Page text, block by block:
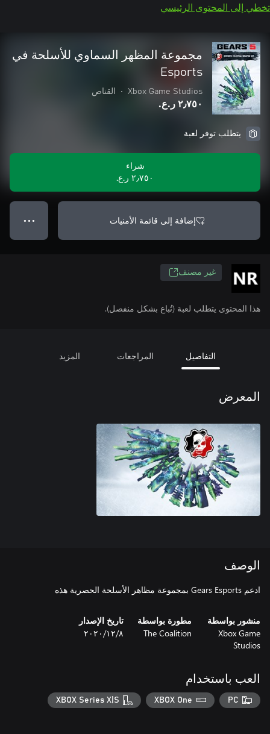
تخطي إلى المحتوى الرئيسي
مجموعة المظهر السماوي للأسلحة في
Esports
Xbox Game Studios
• القناص
٢٫٧٥٠ ر.ع.‏
يتطلب توفر لعبة
شراء
٢٫٧٥٠ ر.ع.‏
إضافة إلى قائمة الأمنيات ● ● ●
غير مصنف
هذا المحتوى يتطلب لعبة (تُباع بشكل منفصل).
التفاصيل المراجعات المزيد
المعرض
الوصف
ادعم Gears Esports بمجموعة مظاهر الأسلحة الحصرية هذه
منشور بواسطة
Xbox Game
Studios
مطورة بواسطة
The Coalition
تاريخ الإصدار
٨‏/١٢‏/٢٠٢٠
العب باستخدام
PC
XBOX One
XBOX Series X|S